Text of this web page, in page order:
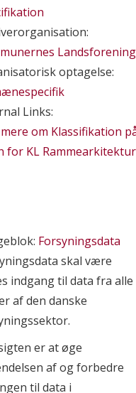
Landsforening
optagelse:
Links:
om Klassifikation
for KL Rammearkitektur
Forsyningsdata
skal være
indgang til data fra alle
af den danske
er at øge
af og forbedre
til data i